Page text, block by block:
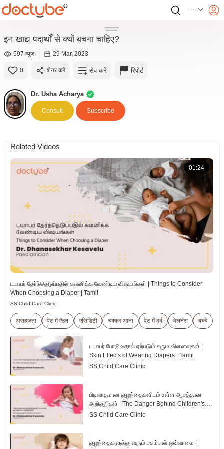
---
इन खाद्य पदार्थों से क्यों बचना चाहिए?
597 व्यूज़ | 29 Mar, 2023
0 शेयर करें सेव करें रिपोर्ट
Dr. Usha Acharya
Consult Subscribe
Related Videos
01:24
டயாபர் தேர்ந்தெடுப்பதில் கவனிக்க வேண்டிய விஷயங்கள் | Things to Consider
When Choosing a Diaper | Tamil
SS Child Care Clinic
असहजता पेट में ऐंठन एसिडिटी चक्कर आना पेट में दर्द वेलनेस बच्चे
டயாபர் போடுவதால் ஏற்படும் சரும விளைவுகள் |
Skin Effects of Wearing Diapers | Tamil
SS Child Care Clinic
பிடிவாதமான குழந்தைகளிடம் உள்ள ஆபத்தான
அறிகுறிகள் | The Danger Behind Children's
Tantrum | Tamil
SS Child Care Clinic
குழந்தைகளுக்கு வரும் பசும்பால் ஒவ்வாமை |